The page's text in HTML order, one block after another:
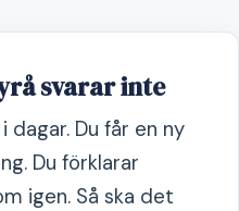
svarar inte
dagar. Du får en ny
Du förklarar
igen. Så ska det